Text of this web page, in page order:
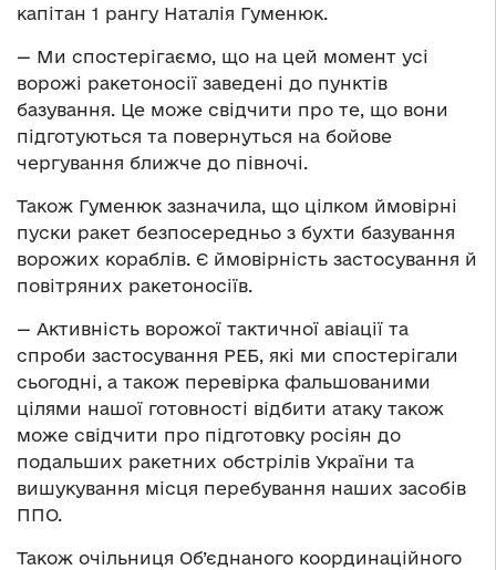
капітан 1 рангу Наталія Гуменюк.
— Ми спостерігаємо, що на цей момент усі
ворожі ракетоносії заведені до пунктів
базування. Це може свідчити про те, що вони
підготуються та повернуться на бойове
чергування ближче до півночі.
Також Гуменюк зазначила, що цілком ймовірні
пуски ракет безпосередньо з бухти базування
ворожих кораблів. Є ймовірність застосування й
повітряних ракетоносіїв.
— Активність ворожої тактичної авіації та
спроби застосування РЕБ, які ми спостерігали
сьогодні, а також перевірка фальшованими
цілями нашої готовності відбити атаку також
може свідчити про підготовку росіян до
подальших ракетних обстрілів України та
вишукування місця перебування наших засобів
ППО.
Також очільниця Об’єднаного координаційного